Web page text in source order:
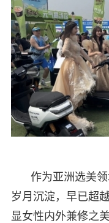
作为亚洲选美
岁月沉淀，早已超
显女性内外兼修之